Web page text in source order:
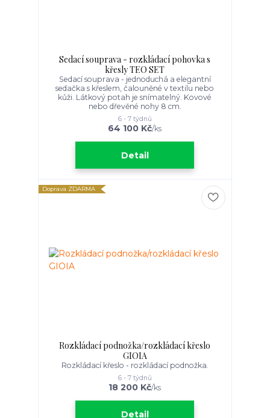
Sedací souprava - rozkládací pohovka s
křesly TEO SET
Sedací souprava - jednoduchá a elegantní
sedačka s křeslem, čalouněné v textilu nebo
kůži. Látkový potah je snímatelný. Kovové
nebo dřevěné nohy 8 cm.
64 100 Kč/ks
6 - 7 týdnů
Detail
Doprava ZDARMA
Rozkládací podnožka/rozkládací křeslo
GIOIA
Rozkládací křeslo - rozkládací podnožka.
18 200 Kč/ks
6 - 7 týdnů
Detail